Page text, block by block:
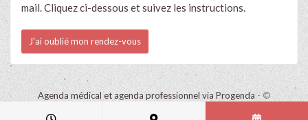
mail. Cliquez ci-dessous et suivez les instructions.
J'ai oublié mon rendez-vous
Agenda médical et agenda professionnel via Progenda - ©